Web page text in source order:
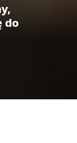
do